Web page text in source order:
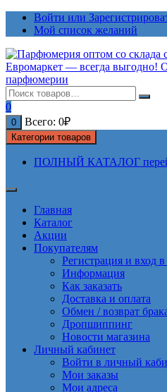
ПерейтиВойти или
Мой список желаний
0
0 Всего: 0₽
Категории товаров
ПОЛНЫЙ КАТАЛОГ
Главная
Каталог
Акции
Покупателям
Регистрация и вход
Информация
Как заказать
Доставка и оплата
Обмен / возврат
Дропшиппинг
Новости магазина
Личный кабинет
Войти в личный
Мои заказы
Мои адреса